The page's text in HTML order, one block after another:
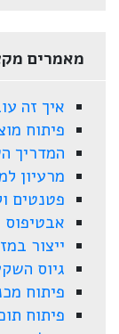
מאמרים
איך זה
פיתוח
המדריך
מרעיון
פטנטים
אבטיפוס
ייצור
גיוס
פיתוח
פיתוח